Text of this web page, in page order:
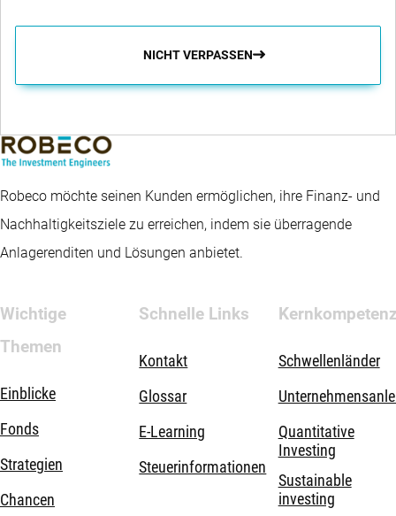
NICHT VERPASSEN
Robeco möchte seinen Kunden ermöglichen, ihre Finanz- und
Nachhaltigkeitsziele zu erreichen, indem sie überragende
Anlagerenditen und Lösungen anbietet.
Wichtige
Themen
Einblicke
Fonds
Strategien
Chancen
Schnelle Links
Kontakt
Glossar
E-Learning
Steuerinformationen
Schwellenländer
Quantitative
Investing
Sustainable
investing